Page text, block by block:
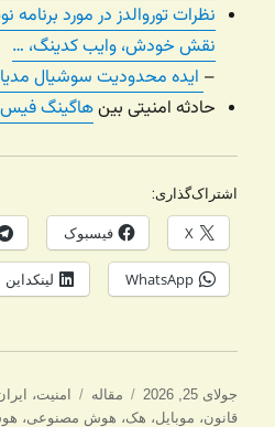
نظرات توروالدز در مورد
نقش خودش، وایب کدینگ، …
– ایده محدودیت سوشیال مدیا
حادثه امنیتی بینهاگینگ فیس
اشتراک‌گذاری:
X فیسبوک
WhatsApp لینکداین
ارسال
شده
جولای 25, 2026 دسته‌ها
مقاله برچسب‌ها
امنیت،
قانون، موبایل، هک، هوش مصنوعی،